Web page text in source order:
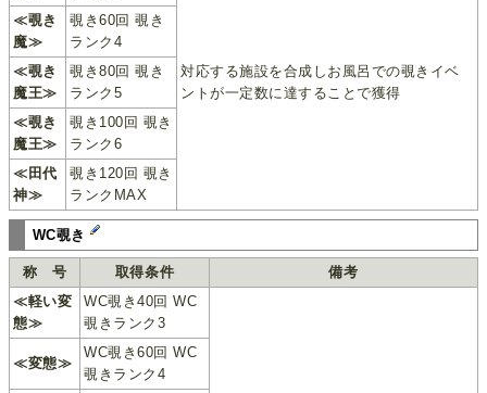
対応する施設を合成しお風呂での覗きイベ
ントが一定数に達することで獲得
≪覗き
魔≫
覗き60回 覗き
ランク4
≪覗き
魔王≫
覗き80回 覗き
ランク5
≪覗き
魔王≫
覗き100回 覗き
ランク6
≪田代
神≫
覗き120回 覗き
ランクMAX
WC覗き
称 号 取得条件
備考
≪軽い変
態≫
WC覗き40回 WC
覗きランク3
≪変態≫
WC覗き60回 WC
覗きランク4